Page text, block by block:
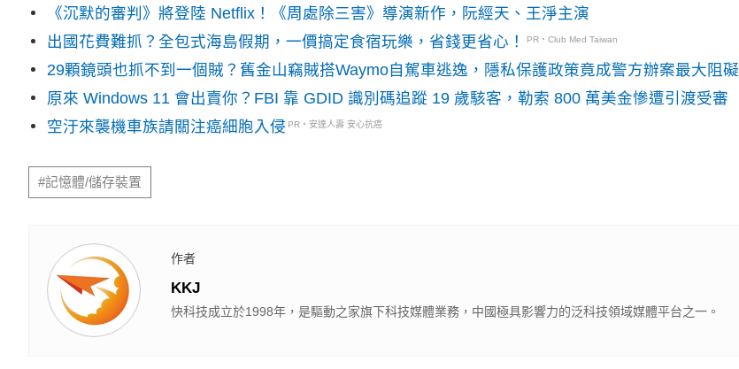
《沉默的審判》將登陸 Netflix！《周處除三害》導演新作，阮經天、王淨主演
出國花費難抓？全包式海島假期，一價搞定食宿玩樂，省錢更省心！
PR・Club Med Taiwan
29顆鏡頭也抓不到一個賊？舊金山竊賊搭Waymo自駕車逃逸，隱私保護政策竟成警方辦案最大阻礙
原來 Windows 11 會出賣你？FBI 靠 GDID 識別碼追蹤 19 歲駭客，勒索 800 萬美金慘遭引渡受審
空汙來襲機車族請關注癌細胞入侵 PR・安達人壽 安心抗癌
#記憶體/儲存裝置
作者
KKJ
快科技成立於1998年，是驅動之家旗下科技媒體業務，中國極具影響力的泛科技領域媒體平台之一。